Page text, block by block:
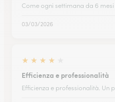
Come ogni settimana da 6 mesi
03/03/2026
★ ★ ★ ★
Efficienza e professionalità
Efficienza e professionalità. Un